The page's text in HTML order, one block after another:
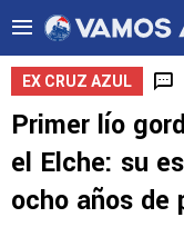
EX CRUZ AZUL
Primer lío
el Elche: su
ocho años de